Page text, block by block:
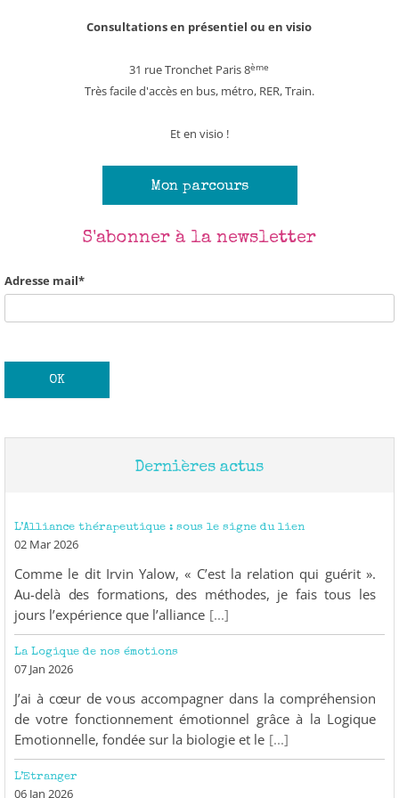
Consultations en présentiel ou en visio
31 rue Tronchet Paris 8ème
Très facile d'accès en bus, métro, RER, Train.
Et en visio !
Mon parcours
S'abonner à la newsletter
Adresse mail*
Dernières actus
L’Alliance thérapeutique : sous le signe du lien
02 Mar 2026
Comme le dit Irvin Yalow, « C’est la relation qui guérit ».
Au-delà des formations, des méthodes, je fais tous les
jours l’expérience que l’alliance [...]
La Logique de nos émotions
07 Jan 2026
J’ai à cœur de vous accompagner dans la compréhension
de votre fonctionnement émotionnel grâce à la Logique
Emotionnelle, fondée sur la biologie et le [...]
L’Etranger
06 Jan 2026